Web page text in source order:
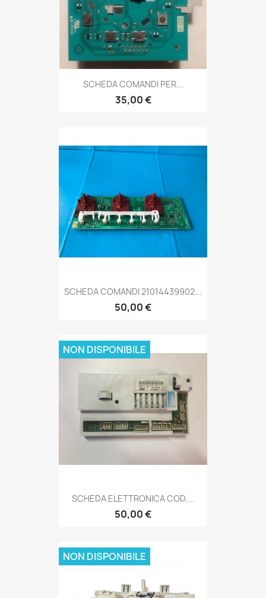
SCHEDA COMANDI PER...
35,00 €
SCHEDA COMANDI 21014439902...
50,00 €
SCHEDA ELETTRONICA COD....
50,00 €
NON DISPONIBILE
NON DISPONIBILE